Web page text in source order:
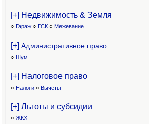
[+] Недвижимость & Земля
○ Гараж ○ ГСК ○ Межевание
[+] Административное право
○ Шум
[+] Налоговое право
○ Налоги ○ Вычеты
[+] Льготы и субсидии
○ ЖКХ